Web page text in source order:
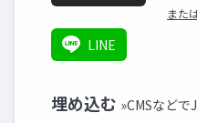
また
LINE
埋め込む »CMSなど